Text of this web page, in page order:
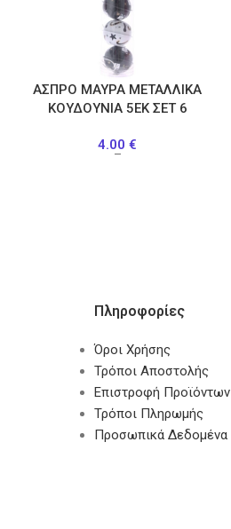
ΑΣΠΡΟ ΜΑΥΡΑ ΜΕΤΑΛΛΙΚΑ
ΚΟΥΔΟΥΝΙΑ 5ΕΚ ΣΕΤ 6
4.00€
–
Πληροφορίες
Όροι Χρήσης
Τρόποι Αποστολής
Επιστροφή Προϊόντων
Τρόποι Πληρωμής
Προσωπικά Δεδομένα